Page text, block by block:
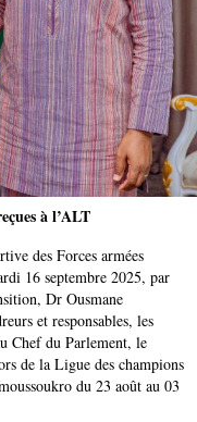
à l’ALT
des Forces armées
16 septembre 2025, par
Dr Ousmane
et responsables, les
Chef du Parlement, le
de la Ligue des champions
du 23 août au 03